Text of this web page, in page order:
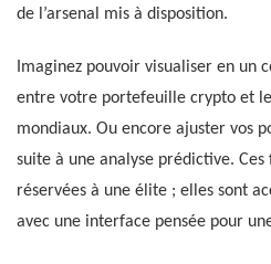
de l’arsenal mis à disposition.
Imaginez pouvoir visualiser en un
entre votre portefeuille crypto et
mondiaux. Ou encore ajuster vos
suite à une analyse prédictive.
réservées à une élite ; elles sont
avec une interface pensée pour